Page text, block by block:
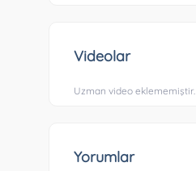
Videolar
Uzman video eklememiştir.
Yorumlar